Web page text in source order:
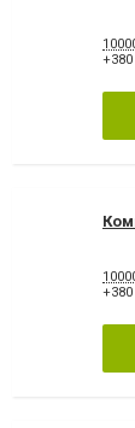
+380
+380